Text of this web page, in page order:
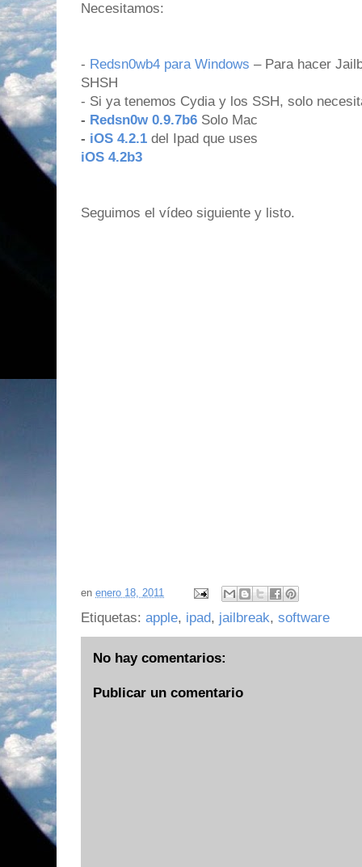
Necesitamos:
- Redsn0wb4 para Windows – Para hacer
SHSH
- Si ya tenemos Cydia y los SSH, solo
- Redsn0w 0.9.7b6 Solo Mac
- iOS 4.2.1 del Ipad que uses
iOS 4.2b3
Seguimos el vídeo siguiente y listo.
en enero 18, 2011
Etiquetas: apple, ipad, jailbreak, software
No hay comentarios:
Publicar un comentario